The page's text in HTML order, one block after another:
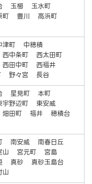
玉櫛
玉水町
町 豊川
高浜町
津町
中穂積
西中条町
西太田町
西田中町
西福井
野々宮 長谷
星見町
本町
宇野辺町
東安威
畑田町 福井
穂積台
南安威
南春日丘
山 宮元町
宮島
真砂
真砂玉島台
山